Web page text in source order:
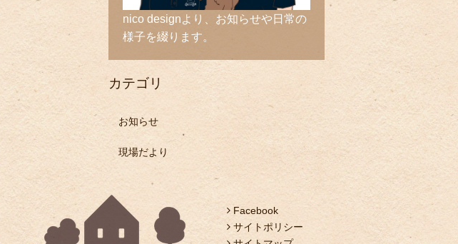
nico designより、お知らせや日常の
様子を綴ります。
カテゴリ
お知らせ
現場だより
Facebook
サイトポリシー